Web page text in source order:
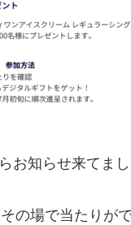
お知らせ来てまし
の場で当たりが